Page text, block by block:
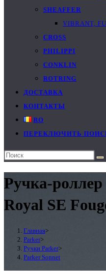
SHEAFFER
VIBRANT,
CROSS
PHILIPPI
CONKLIN
ROTRING
ДОСТАВКА
КОНТАКТЫ
RO
ПЕРЕКЛЮЧИТЬ
Ручка-
Royal SE
Главная>
Parker>
Ручки Parker>
Parker Sonnet